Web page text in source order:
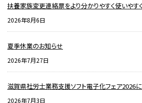
扶養家族変更連絡票をより分かりやすく使いやす
2026年8月6日
夏季休業のお知らせ
2026年7月27日
滋賀県社労士業務支援ソフト電子化フェア2026
2026年7月3日